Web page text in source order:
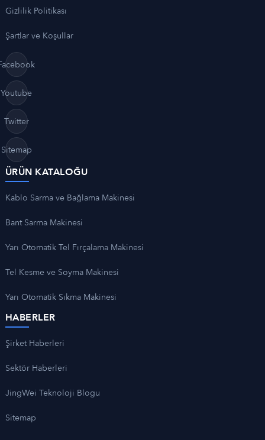
Gizlilik Politikası
Şartlar ve Koşullar
Youtube
Twitter
Sitemap
ÜRÜN KATALOĞU
Kablo Sarma ve Bağlama Makinesi
Bant Sarma Makinesi
Yarı Otomatik Tel Fırçalama Makinesi
Tel Kesme ve Soyma Makinesi
Yarı Otomatik Sıkma Makinesi
HABERLER
Şirket Haberleri
Sektör Haberleri
JingWei Teknoloji Blogu
Sitemap